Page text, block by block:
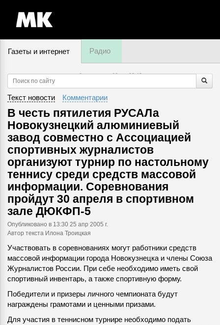
Газеты и интернет Радио
9 августа, суббота,03:43
Текст новости Комментарии
В честь пятилетия РУСАЛа
Новокузнецкий алюминиевый
завод совместно с Ассоциацией
спортивных журналистов
организуют турнир по настольному
теннису среди средств массовой
информации. Соревнования
пройдут 30 апреля в спортивном
зале ДЮКФП-5
Опубликовано в 13:30 25 апр 2005 г.
Автор текста Илона Троицкая
Участвовать в соревнованиях могут работники средств
массовой информации города Новокузнецка и члены Союза
Журналистов России. При себе необходимо иметь свой
спортивный инвентарь, а также спортивную форму.
Победители и призеры личного чемпионата будут
награждены грамотами и ценными призами.
Для участия в теннисном турнире необходимо подать